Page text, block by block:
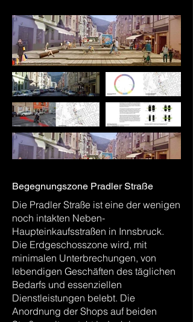
Begegnungszone Pradler Straße
Die Pradler Straße ist eine der wenigen
noch intakten Neben-
Haupteinkaufsstraßen in Innsbruck.
Die Erdgeschosszone wird, mit
minimalen Unterbrechungen, von
lebendigen Geschäften des täglichen
Bedarfs und essenziellen
Dienstleistungen belebt. Die
Anordnung der Shops auf beiden